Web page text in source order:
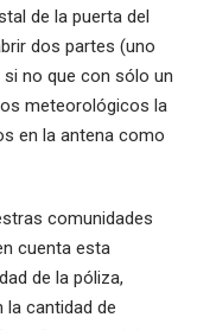
de la puerta del
dos partes (uno
no que con sólo un
meteorológicos la
en la antena como
comunidades
cuenta esta
de la póliza,
la cantidad de